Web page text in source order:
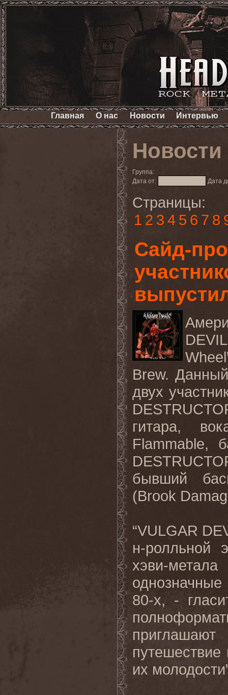
Главная О нас Новости Интервью
Новости
Группа:
Дата от:
Дата
Страницы:
1 2 3 4 5 6 7 8
Сайд-
Brew. Данный
двух
гитара,
Flammable,
бывший
(Brook
“VULGAR
н-ролльной
хэви-
80-х, -
их